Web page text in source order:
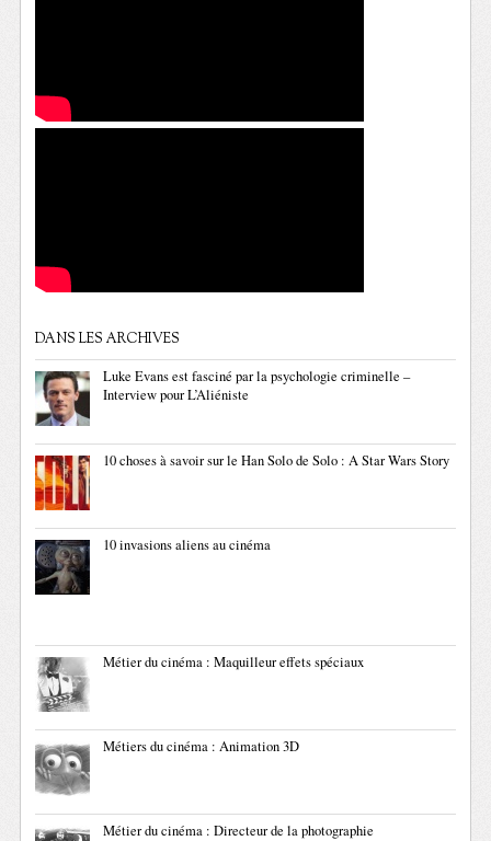
DANS LES ARCHIVES
Luke Evans est fasciné par la psychologie criminelle –
Interview pour L’Aliéniste
10 choses à savoir sur le Han Solo de Solo : A Star Wars Story
10 invasions aliens au cinéma
Métier du cinéma : Maquilleur effets spéciaux
Métiers du cinéma : Animation 3D
Métier du cinéma : Directeur de la photographie